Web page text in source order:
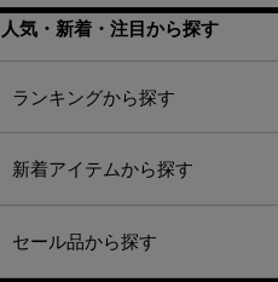
人気・新着・注目から探す
ランキングから探す
新着アイテムから探す
セール品から探す